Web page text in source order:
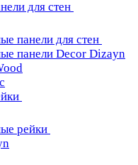
для стен
панели для стен
панели Decor Dizayn
рейки